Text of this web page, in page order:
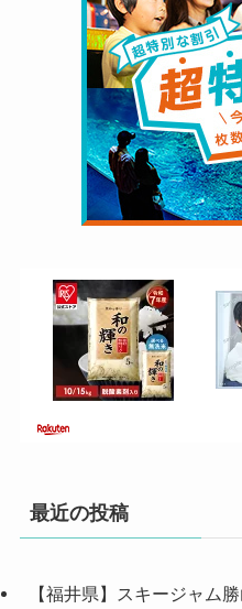
最近の投稿
【福井県】スキージャム